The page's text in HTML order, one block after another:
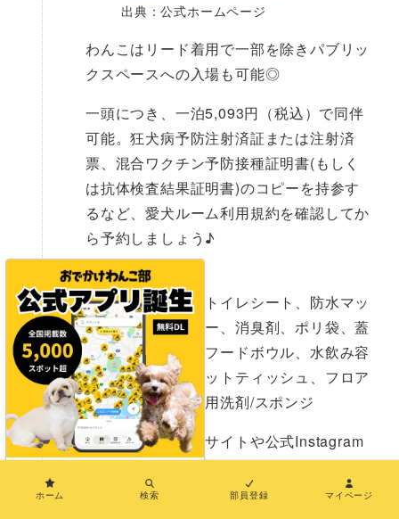
出典：公式ホームページ
わんこはリード着用で一部を除きパブリッ
クスペースへの入場も可能◎
一頭につき、一泊5,093円（税込）で同伴
可能。狂犬病予防注射済証または注射済
票、混合ワクチン予防接種証明書(もしく
は抗体検査結果証明書)のコピーを持参す
るなど、愛犬ルーム利用規約を確認してか
ら予約しましょう♪
愛犬用アメニティ
持ち運びケージ、トイレシート、防水マッ
ト、粘着クリーナー、消臭剤、ポリ袋、蓋
付き専用ゴミ箱、フードボウル、水飲み容
器、足ふき用ウェットティッシュ、フロア
用掃除道具、食器用洗剤/スポンジ
詳しい情報は公式サイトや公式Instagram
でチェックしてね♪
施設名「界 雲仙」
ホーム 検索 部員登録 マイページ